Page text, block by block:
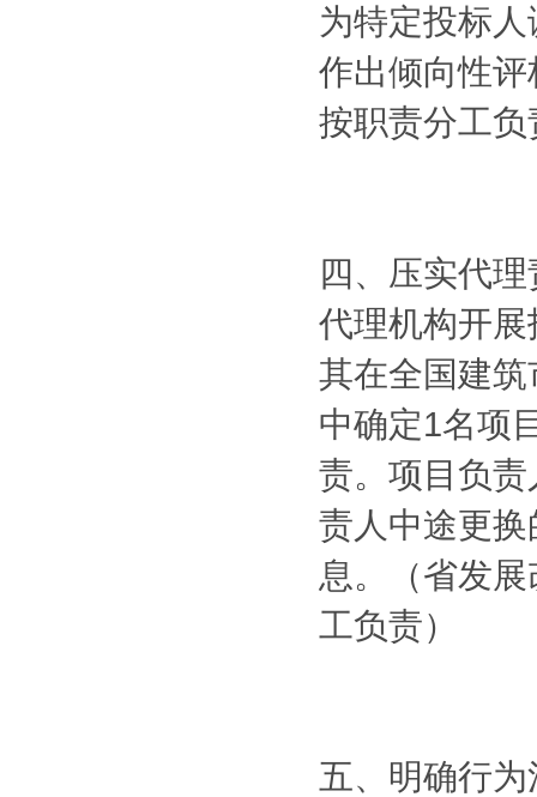
为特定投标
作出倾向性
按职责分工负
四、压实代理
代理机构开
其在全国建
中确定1名项
责。项目负
责人中途更
息。（省发
工负责）
五、明确行为